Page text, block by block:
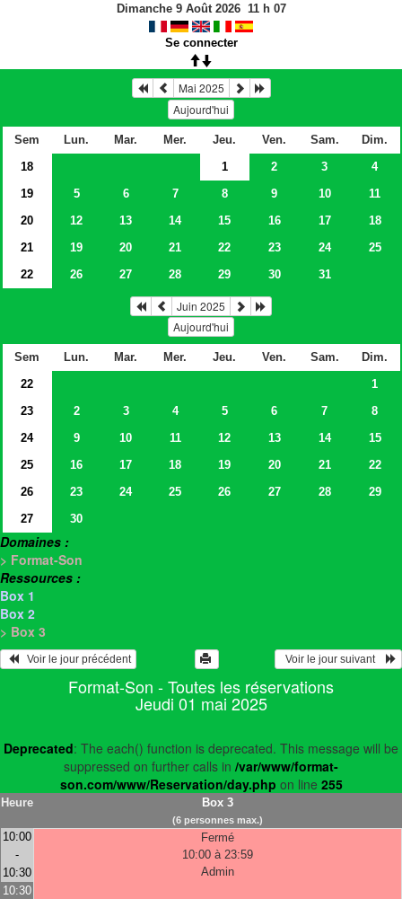
Dimanche 9 Août 2026 11h 07
Se connecter
Mai 2025
Aujourd'hui
Sem Lun. Mar. Mer. Jeu. Ven. Sam.
Dim.
18
1 2 3
4
19
5 6 7 8 9 10
11
20
12 13 14 15 16 17
18
21
19 20 21 22 23 24
25
22
26 27 28 29 30 31
Juin 2025
Aujourd'hui
Sem Lun. Mar. Mer. Jeu. Ven. Sam.
Dim.
22
1
23
2 3 4 5 6 7
8
24
9 10 11 12 13 14
15
25
16 17 18 19 20 21
22
26
23 24 25 26 27 28
29
27
30
Domaines :
> Format-Son
Ressources :
Box 1
Box 2
> Box 3
   Voir le jour précédent
  Voir le jour suivant
Format-Son - Toutes les réservations
Jeudi 01 mai 2025
Deprecated: The each() function is deprecated. This message will be
suppressed on further calls in /var/www/format-
son.com/www/Reservation/day.php on line 255
Heure Box 3
(6 personnes max.)
10:00
-
10:30
Fermé
10:00 à 23:59
Admin
10:30